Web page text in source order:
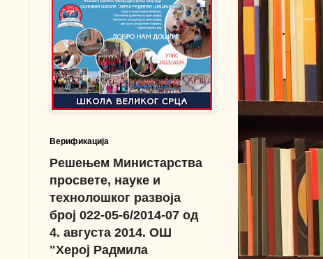
Верификација
Решењем Министарства
просвете, науке и
технолошког развоја
број 022-05-6/2014-07 од
4. августа 2014. ОШ
"Херој Радмила